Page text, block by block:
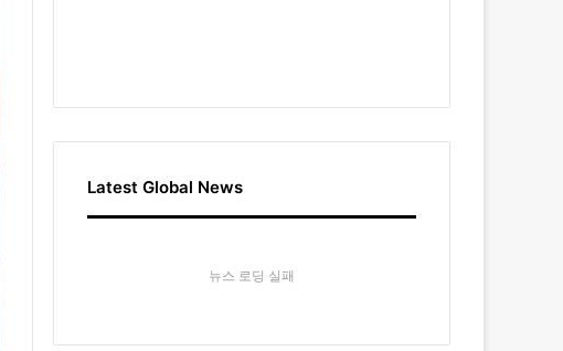
Latest Global News
뉴스 로딩 실패